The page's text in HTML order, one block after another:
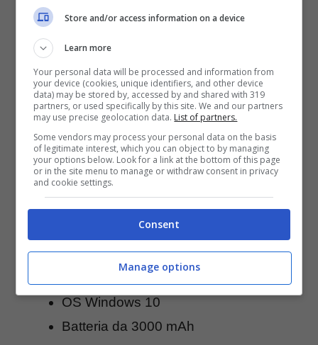
FullHD a 1080p
2×1.6GHz)
4 GB di RAM e uno spazio di
archiviazione pari a 64 GB di memoria
flash espandibile via microSD di
ulteriori 128GB
GPS, Wi-Fi, Bluetooth, connessione
Fotocamere da 21 megapixel e 8
OS Windows 10
Batteria da 3000 mAh
Store and/or access information on a device
Learn more
Your personal data will be processed and information from
your device (cookies, unique identifiers, and other device
data) may be stored by, accessed by and shared with 319
partners, or used specifically by this site. We and our partners
may use precise geolocation data. List of partners.
Some vendors may process your personal data on the basis
of legitimate interest, which you can object to by managing
your options below. Look for a link at the bottom of this page
or in the site menu to manage or withdraw consent in privacy
and cookie settings.
Consent
Manage options